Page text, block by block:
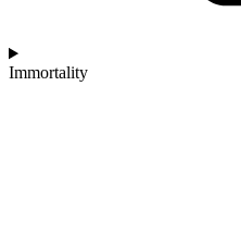
Immortality